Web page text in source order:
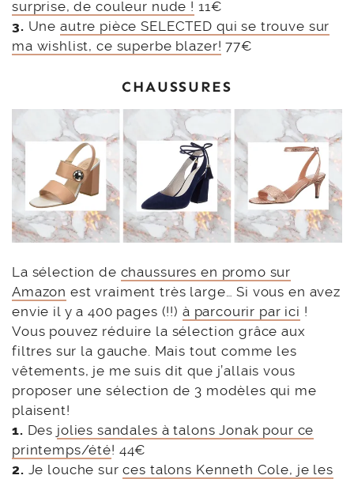
surprise, de couleur nude ! 11€
3. Une autre pièce SELECTED qui se trouve sur
ma wishlist, ce superbe blazer! 77€
CHAUSSURES
La sélection de chaussures en promo sur
Amazon est vraiment très large… Si vous en avez
envie il y a 400 pages (!!) à parcourir par ici !
Vous pouvez réduire la sélection grâce aux
filtres sur la gauche. Mais tout comme les
vêtements, je me suis dit que j’allais vous
proposer une sélection de 3 modèles qui me
plaisent!
1. Des jolies sandales à talons Jonak pour ce
printemps/été! 44€
2. Je louche surces talons Kenneth Cole, je les